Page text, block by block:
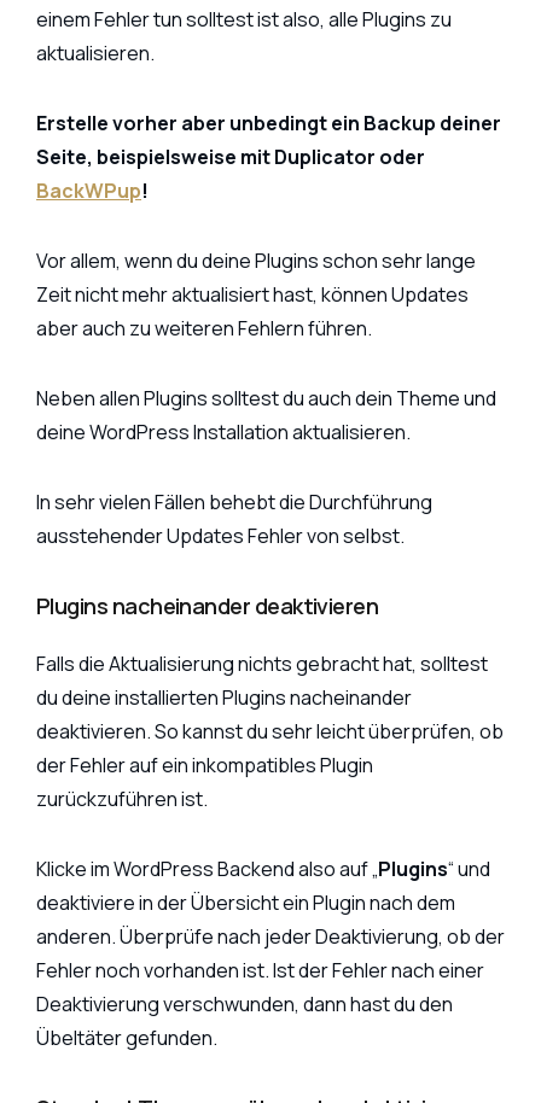
einem Fehler tun solltest ist also, alle Plugins zu
aktualisieren.
Erstelle vorher aber unbedingt ein Backup deiner
Seite, beispielsweise mit Duplicator oder
BackWPup!
Vor allem, wenn du deine Plugins schon sehr lange
Zeit nicht mehr aktualisiert hast, können Updates
aber auch zu weiteren Fehlern führen.
Neben allen Plugins solltest du auch dein Theme und
deine WordPress Installation aktualisieren.
In sehr vielen Fällen behebt die Durchführung
ausstehender Updates Fehler von selbst.
Plugins nacheinander deaktivieren
Falls die Aktualisierung nichts gebracht hat, solltest
du deine installierten Plugins nacheinander
deaktivieren. So kannst du sehr leicht überprüfen, ob
der Fehler auf ein inkompatibles Plugin
zurückzuführen ist.
Klicke im WordPress Backend also auf „Plugins“ und
deaktiviere in der Übersicht ein Plugin nach dem
anderen. Überprüfe nach jeder Deaktivierung, ob der
Fehler noch vorhanden ist. Ist der Fehler nach einer
Deaktivierung verschwunden, dann hast du den
Übeltäter gefunden.